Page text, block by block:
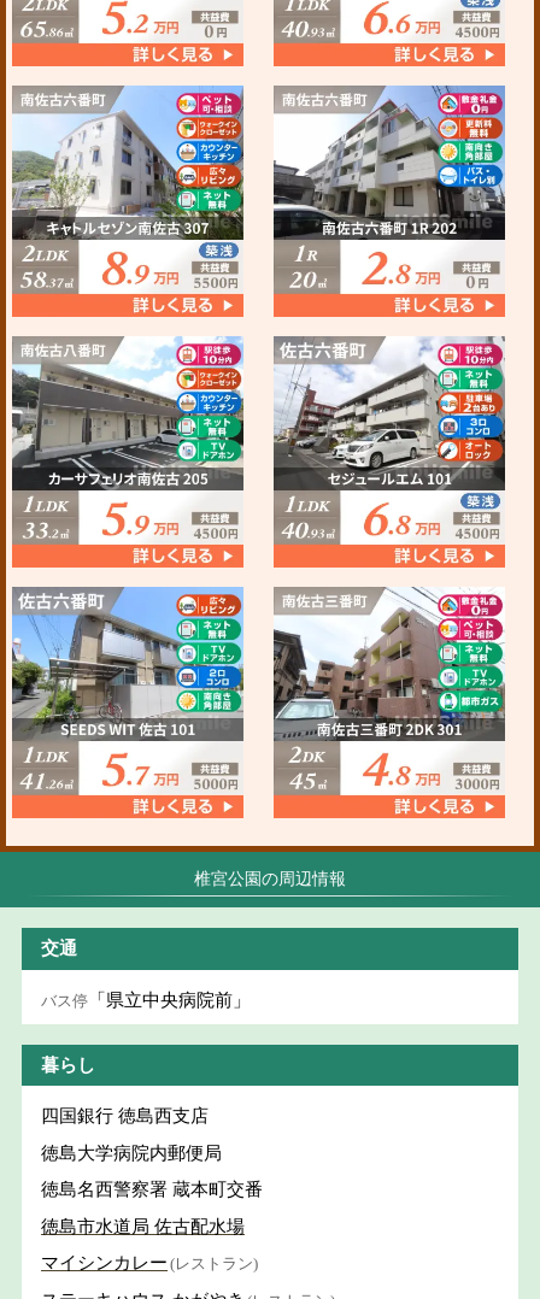
椎宮公園の周辺情報
交通
バス停 「県立中央病院前」
暮らし
四国銀行 徳島西支店
徳島大学病院内郵便局
徳島名西警察署 蔵本町交番
徳島市水道局 佐古配水場
マイシンカレー (レストラン)